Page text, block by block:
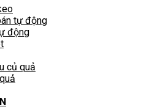
tự động
động
củ quả